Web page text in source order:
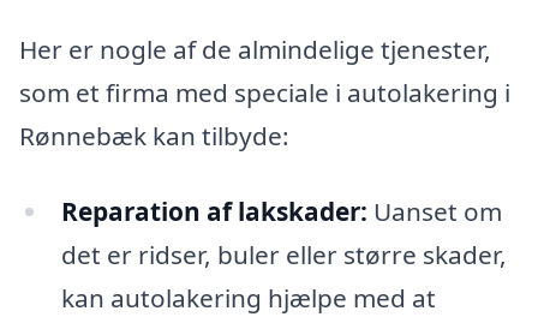
Her er nogle af de almindelige tjenester,
som et firma med speciale i autolakering i
Rønnebæk kan tilbyde:
Reparation af lakskader: Uanset om
det er ridser, buler eller større skader,
kan autolakering hjælpe med at